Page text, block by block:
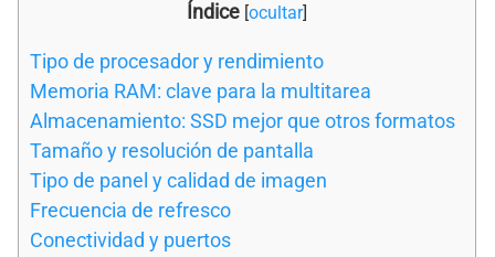
Índice [ocultar]
Tipo de procesador y rendimiento
Memoria RAM: clave para la multitarea
Almacenamiento: SSD mejor que otros formatos
Tamaño y resolución de pantalla
Tipo de panel y calidad de imagen
Frecuencia de refresco
Conectividad y puertos